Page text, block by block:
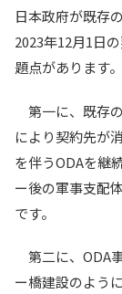
日本政府が既存
2023年12月1日
題点があります。
第一に、既存
により契約先が
を伴うODAを継
ー後の軍事支配
です。
第二に、ODA
ー橋建設のよう